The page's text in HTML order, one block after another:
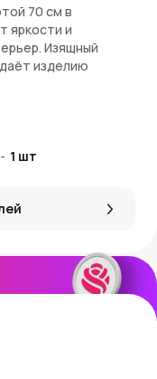
70 см в
яркости и
Изящный
изделию
цвет идеально
украшениями.
композиций.
- 1 шт